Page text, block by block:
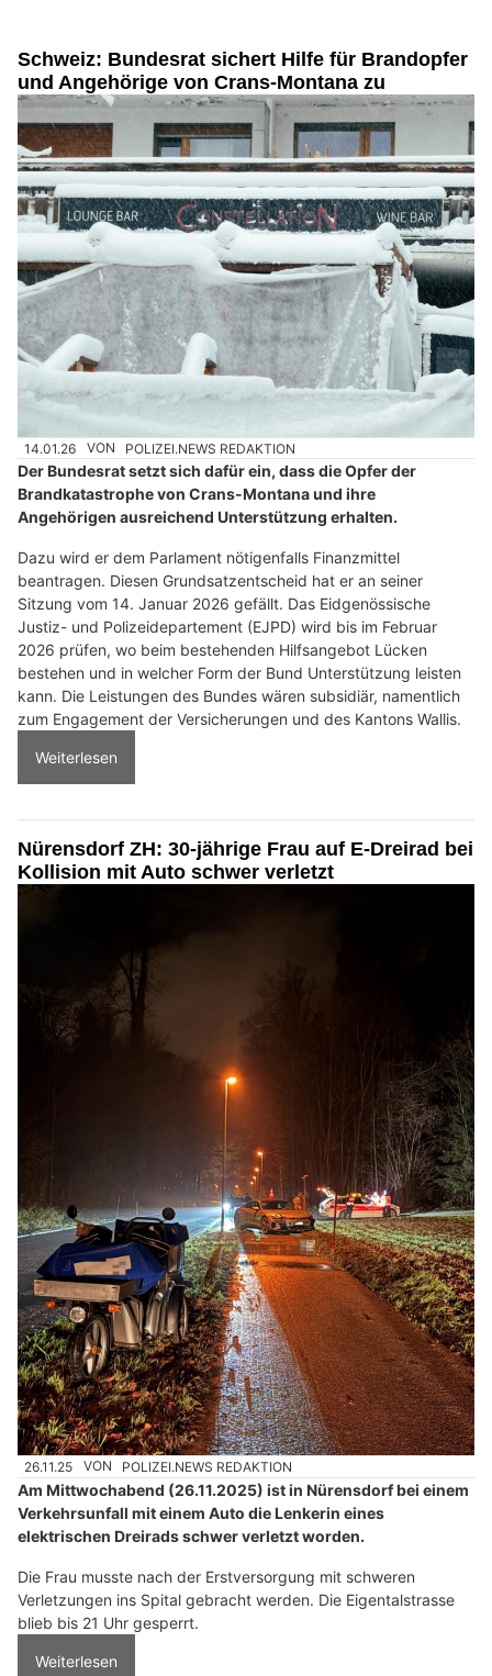
Schweiz: Bundesrat sichert Hilfe für Brandopfer
und Angehörige von Crans-Montana zu
14.01.26 VON POLIZEI.NEWS REDAKTION
Der Bundesrat setzt sich dafür ein, dass die Opfer der
Brandkatastrophe von Crans-Montana und ihre
Angehörigen ausreichend Unterstützung erhalten.
Dazu wird er dem Parlament nötigenfalls Finanzmittel
beantragen. Diesen Grundsatzentscheid hat er an seiner
Sitzung vom 14. Januar 2026 gefällt. Das Eidgenössische
Justiz- und Polizeidepartement (EJPD) wird bis im Februar
2026 prüfen, wo beim bestehenden Hilfsangebot Lücken
bestehen und in welcher Form der Bund Unterstützung leisten
kann. Die Leistungen des Bundes wären subsidiär, namentlich
zum Engagement der Versicherungen und des Kantons Wallis.
Weiterlesen
Nürensdorf ZH: 30-jährige Frau auf E-Dreirad bei
Kollision mit Auto schwer verletzt
26.11.25 VON POLIZEI.NEWS REDAKTION
Am Mittwochabend (26.11.2025) ist in Nürensdorf bei einem
Verkehrsunfall mit einem Auto die Lenkerin eines
elektrischen Dreirads schwer verletzt worden.
Die Frau musste nach der Erstversorgung mit schweren
Verletzungen ins Spital gebracht werden. Die Eigentalstrasse
blieb bis 21 Uhr gesperrt.
Weiterlesen